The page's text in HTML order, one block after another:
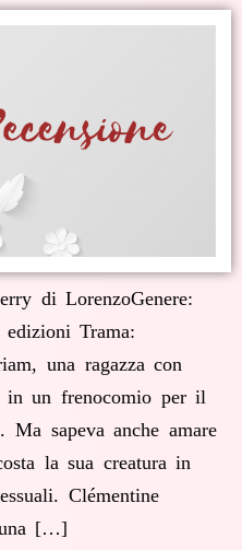
di LorenzoGenere:
Trama:
una ragazza con
in un frenocomio per il
Ma sapeva anche amare
la sua creatura in
Clémentine
una […]